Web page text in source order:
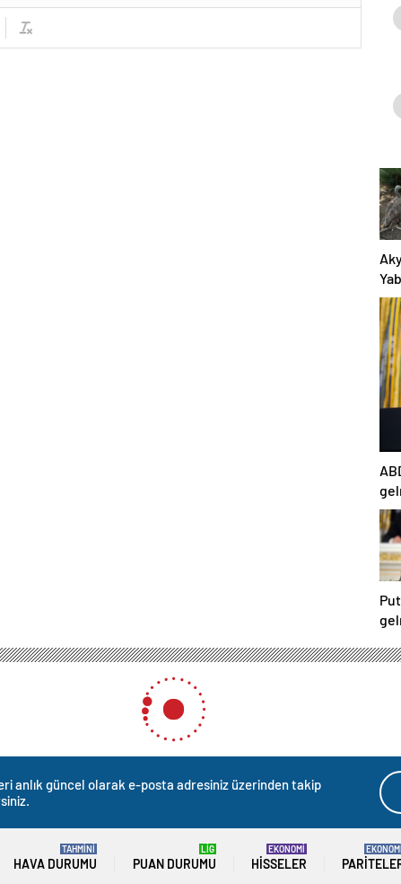
anlık güncel olarak e-posta adresiniz üzerinden takip
HAVA DURUMU
TAHMİNİ
PUAN DURUMU
LİG
HISSELER
EKONOMİ EKONOMİ